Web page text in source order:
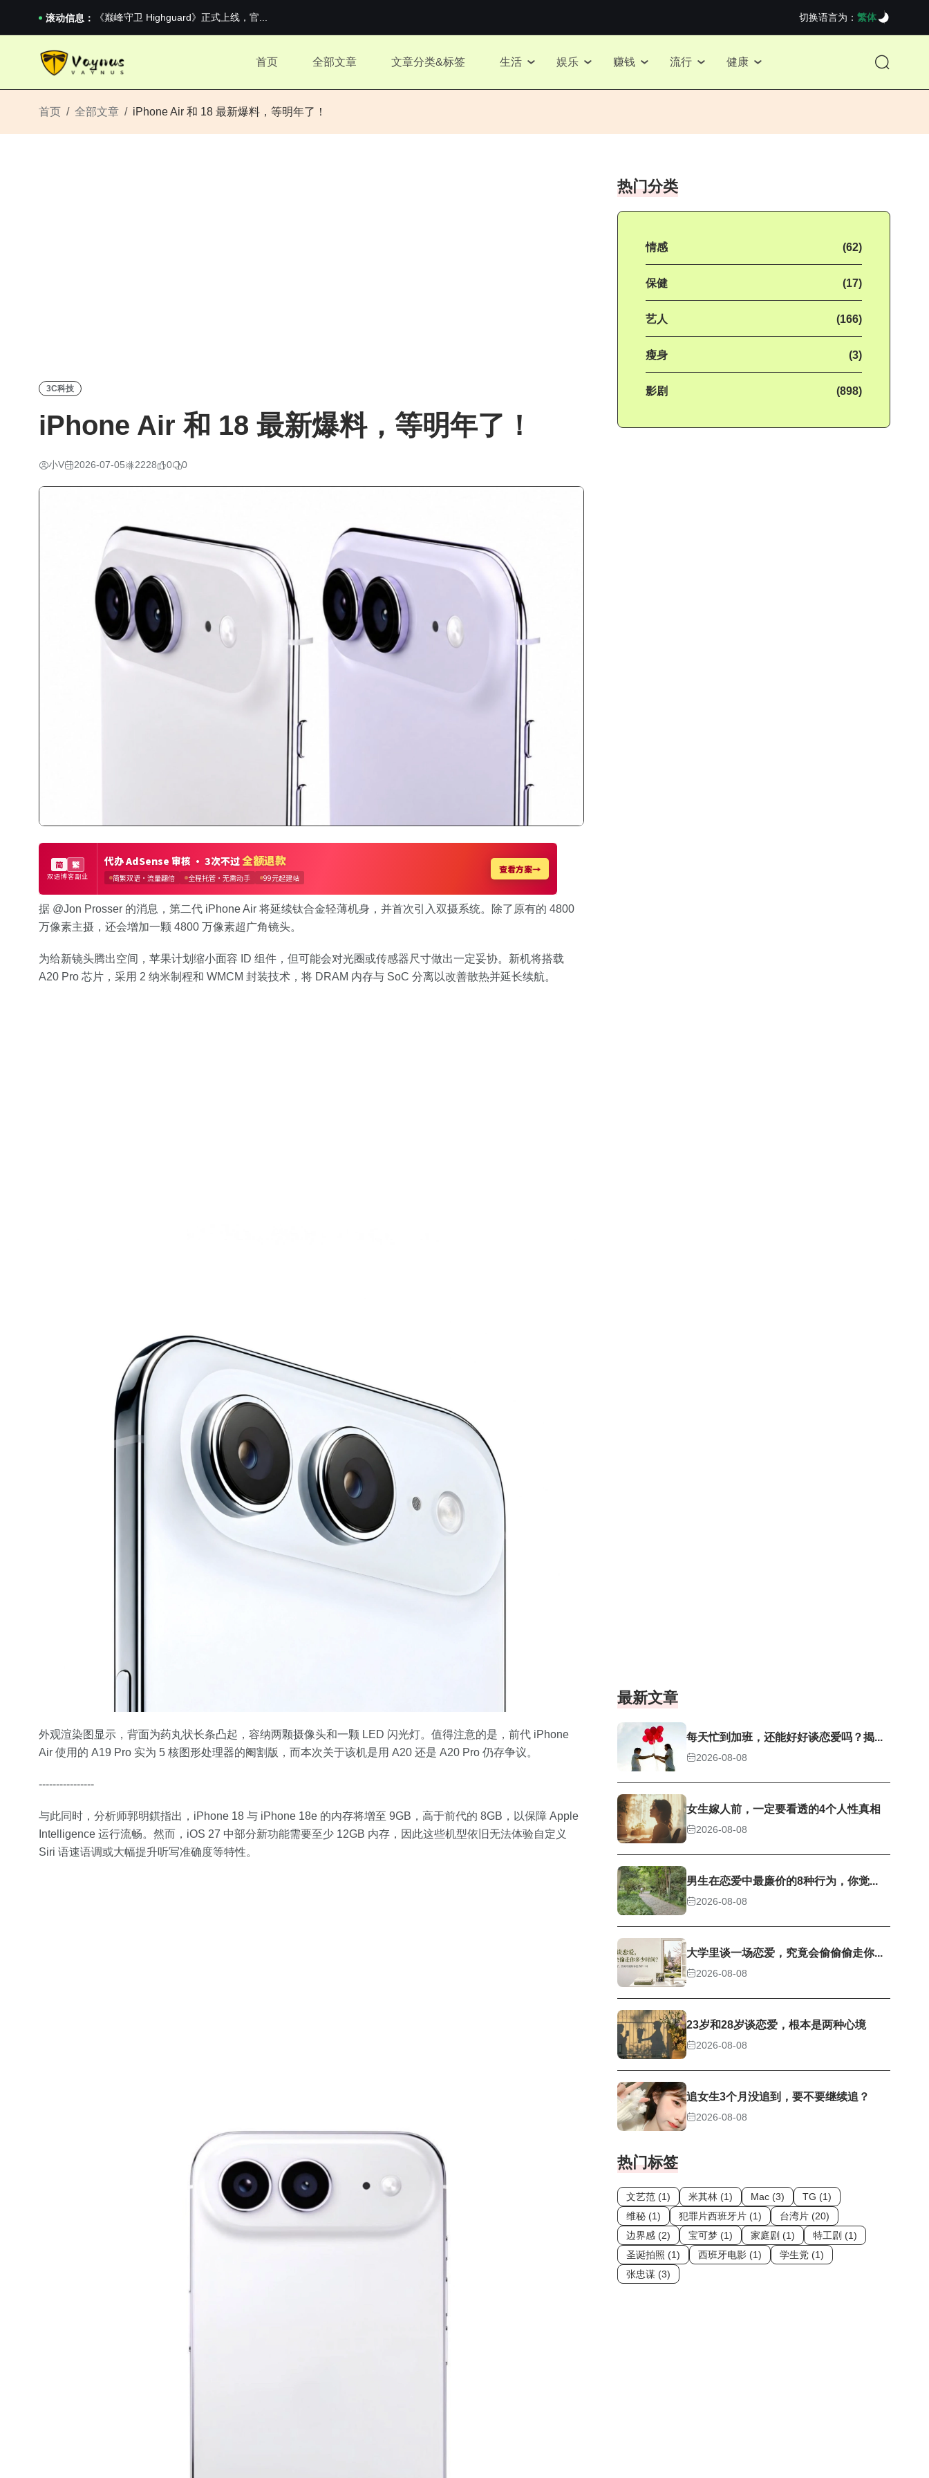
滚动信息：
《巅峰守卫 Highguard》正式上线，官...
男生找对象最重要的是什么？太真实了
《巅峰守卫 Highguard》正式上线，官...
切换语言为： 繁体
首页 全部文章 文章分类&标签 生活 娱乐 赚钱 流行 健康
首页 全部文章 iPhone Air 和 18 最新爆料，等明年了！
3C科技
iPhone Air 和 18 最新爆料，等明年了！
小V 2026-07-05 2228 0 0
据 @Jon Prosser 的消息，第二代 iPhone Air 将延续钛合金轻薄机身，并首次引入双摄系统。除了原有的 4800
万像素主摄，还会增加一颗 4800 万像素超广角镜头。
为给新镜头腾出空间，苹果计划缩小面容 ID 组件，但可能会对光圈或传感器尺寸做出一定妥协。新机将搭载
A20 Pro 芯片，采用 2 纳米制程和 WMCM 封装技术，将 DRAM 内存与 SoC 分离以改善散热并延长续航。
外观渲染图显示，背面为药丸状长条凸起，容纳两颗摄像头和一颗 LED 闪光灯。值得注意的是，前代 iPhone
Air 使用的 A19 Pro 实为 5 核图形处理器的阉割版，而本次关于该机是用 A20 还是 A20 Pro 仍存争议。
----------------
与此同时，分析师郭明錤指出，iPhone 18 与 iPhone 18e 的内存将增至 9GB，高于前代的 8GB，以保障 Apple
Intelligence 运行流畅。然而，iOS 27 中部分新功能需要至少 12GB 内存，因此这些机型依旧无法体验自定义
Siri 语速语调或大幅提升听写准确度等特性。
热门分类
情感 (62)
保健 (17)
艺人 (166)
瘦身 (3)
影剧 (898)
最新文章
每天忙到加班，还能好好谈恋爱吗？揭...
2026-08-08
女生嫁人前，一定要看透的4个人性真相
2026-08-08
男生在恋爱中最廉价的8种行为，你觉...
2026-08-08
大学里谈一场恋爱，究竟会偷偷偷走你...
2026-08-08
23岁和28岁谈恋爱，根本是两种心境
2026-08-08
追女生3个月没追到，要不要继续追？
2026-08-08
热门标签
文艺范 (1) 米其林 (1) Mac (3)
TG (1)
维秘 (1)
犯罪片西班牙片 (1)
台湾片 (20)
边界感 (2)
宝可梦 (1) 家庭剧 (1)
特工剧 (1)
圣诞拍照 (1)
西班牙电影 (1)
学生党 (1)
张忠谋 (3)